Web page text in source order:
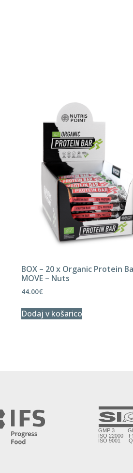
BOX – 20 x Organic Protein
MOVE – Nuts
44.00€
Dodaj v košarico